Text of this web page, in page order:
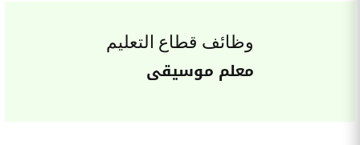
وظائف قطاع التعليم
معلم موسيقى